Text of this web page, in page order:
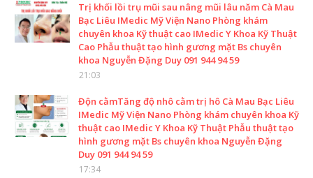
Trị khối lồi trụ mũi sau nâng mũi lâu năm Cà Mau
Bạc Liêu IMedic Mỹ Viện Nano Phòng khám
chuyên khoa Kỹ thuật cao IMedic Y Khoa Kỹ Thuật
Cao Phẫu thuật tạo hình gương mặt Bs chuyên
khoa Nguyễn Đặng Duy 091 944 94 59
21:03
Độn cằmTăng độ nhô cằm trị hô Cà Mau Bạc Liêu
IMedic Mỹ Viện Nano Phòng khám chuyên khoa Kỹ
thuật cao IMedic Y Khoa Kỹ Thuật Phẫu thuật tạo
hình gương mặt Bs chuyên khoa Nguyễn Đặng
Duy 091 944 94 59
17:34